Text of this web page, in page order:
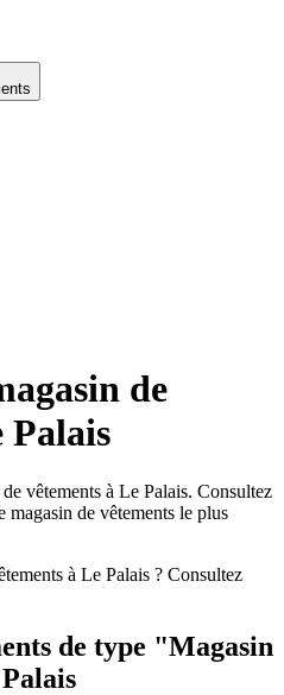
de
Palais
vêtements à Le Palais. Consultez
magasin de vêtements le plus
à Le Palais ? Consultez
de type "Magasin